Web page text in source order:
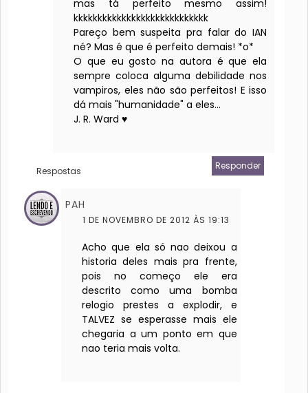
mas tá perfeito mesmo assim!
kkkkkkkkkkkkkkkkkkkkkkkkkkkk
Pareço bem suspeita pra falar do IAN
né? Mas é que é perfeito demais! *o*
O que eu gosto na autora é que ela
sempre coloca alguma debilidade nos
vampiros, eles não são perfeitos! E isso
dá mais "humanidade" a eles...
J. R. Ward ♥
Responder
Respostas
PAH
1 DE NOVEMBRO DE 2012 ÀS 19:13
Acho que ela só nao deixou a
historia deles mais pra frente,
pois no começo ele era
descrito como uma bomba
relogio prestes a explodir, e
TALVEZ se esperasse mais ele
chegaria a um ponto em que
nao teria mais volta.